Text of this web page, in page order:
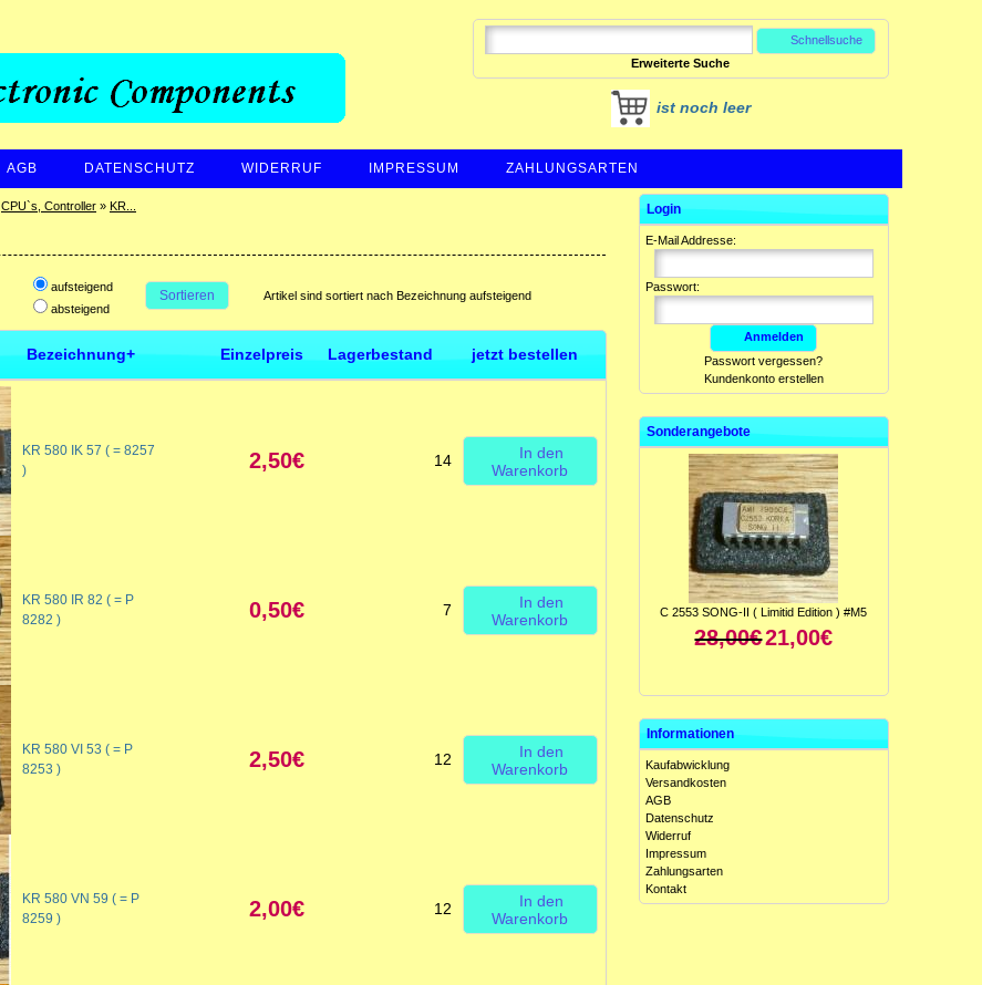
Schnellsuche
Erweiterte Suche
ist noch leer
AGB DATENSCHUTZ WIDERRUF IMPRESSUM ZAHLUNGSARTEN
CPU`s, Controller» KR...
aufsteigend
absteigend
Sortieren Artikel sind sortiert nach Bezeichnung aufsteigend
Bezeichnung+ Einzelpreis Lagerbestand jetzt bestellen
KR 580 IK 57 ( = 8257
)
2,50€ 14
In den
Warenkorb
KR 580 IR 82 ( = P
8282 )
0,50€ 7
In den
Warenkorb
KR 580 VI 53 ( = P
8253 )
2,50€ 12
In den
Warenkorb
KR 580 VN 59 ( = P
8259 )
2,00€ 12
In den
Warenkorb
Login
E-Mail Addresse:
Passwort:
Anmelden
Passwort vergessen?
Kundenkonto erstellen
Sonderangebote
15,00€
C 2553 SONG-II ( Limitid Edition ) #M5
28,00€21,00€
Informationen
Kaufabwicklung
Versandkosten
AGB
Datenschutz
Widerruf
Impressum
Zahlungsarten
Kontakt